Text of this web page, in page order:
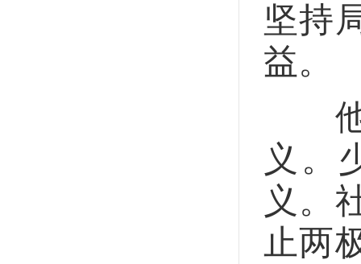
坚持
益。
他
义。
义。
止两